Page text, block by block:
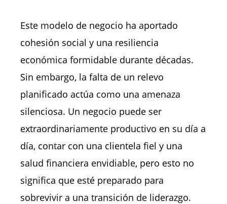
Este modelo de negocio ha aportado
cohesión social y una resiliencia
económica formidable durante décadas.
Sin embargo, la falta de un relevo
planificado actúa como una amenaza
silenciosa. Un negocio puede ser
extraordinariamente productivo en su día a
día, contar con una clientela fiel y una
salud financiera envidiable, pero esto no
significa que esté preparado para
sobrevivir a una transición de liderazgo.